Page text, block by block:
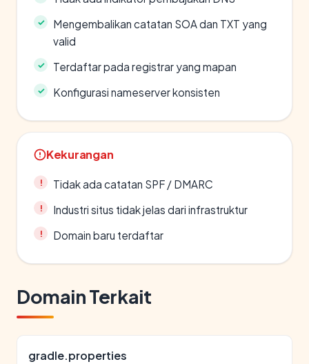
Mengembalikan catatan SOA dan TXT yang
valid
Terdaftar pada registrar yang mapan
Konfigurasi nameserver konsisten
Kekurangan
Tidak ada catatan SPF / DMARC
Industri situs tidak jelas dari infrastruktur
Domain baru terdaftar
Domain Terkait
gradle.properties